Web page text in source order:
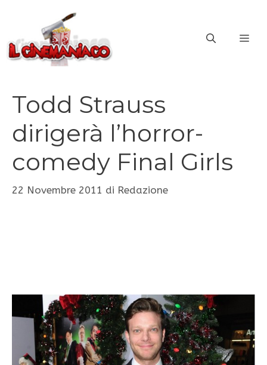
contenuto
Todd Strauss
dirigerà l’horror-
comedy Final Girls
22 Novembre 2011 di Redazione